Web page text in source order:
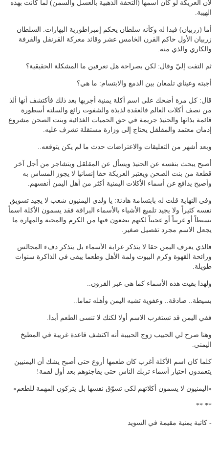
لأن العريكة لو كان اسمها (التحفة الذهبية بالعسل والسمن) لما كانت بهذه
الهيبة.
أما (زربيان) فبدا له وكأنه سلطان يحكم إمبراطورية البهارات. السلطان
زربيان الأول حاكم القرن الخامس عشر وقائد معركة القرنفل والقرفة
والكاري والذي منه.
ثم التفت إليّ وقال: لكن بصراحة هل تعرفين ما المشكلة الحقيقية؟
أجبته وعيناي تلمعان بين الدمع والابتسام: ما هي؟
قال: كل مرة أضحك على اسم أكلة يمنية أجربها بعد ذلك فأكتشف أنها ألذ
من نصف أكلات العالم فالعقدة لذيذة والشفوت رائع والسلته أسطورة
قائمة بذاتها والحنيذ جريمة في حق الحميات الغذائية وبنت الصحن مشروع
إدمان معتمد والمقلقل يحتاج إلى وزارة مستقلة تشرف عليه.
وبعد أشهر من التعليقات والاعتراضات حدث ما لم يكن يتوقعه..
أصبح يبحث بنفسه عن الحنيذ ويسأل عن المقلقل ويتشاجر من أجل آخر
قطعة من بنت الصحن ويعتبر العريكة حقا إنسانيا لا يجوز المساس به
وأصبح يدافع عن أسماء الأكلات اليمنية أكثر من أهل اليمن أنفسهم.
وفي النهاية قلت له بابتسامة هادئة: يا ولدي اليمنيون شعب لا يجيد تسويق
نفسه كثيراً ولا يجيد تلميع الأشياء بالأسماء البراقة فقد يسمون الأكلة اسماً
بسيطاً أو غريباً أو عجيباً لكنهم يضعون فيها من الكرم والمحبة والمهارة ما
يجعل الاسم مجرد تفصيل صغير.
فالذي يعرف اليمن حقا لا يتذكر غرابة الأسماء بل يتذكر دفء المجالس
ورائحة القهوة وكرم البيوت ولمة الأهل وطعما يبقى في الذاكرة سنوات
طويلة.
ولهذا بقيت هذه الأسماء كما هي عبر القرون..
بسيطة.. صادقة.. وعفوية تشبه اليمن وأهله تماما..
ففي اليمن قد تستغرب الاسم أولا لكنك لا تنسى الطعم أبدا.
وهنا صرح لي الحبيب زوج الحبيبة أنه اكتشف قاعدة غريبة في المطبخ
اليمني.
كلما كان اسم الأكلة أغرب كان طعمها أروع حتى أصبح يشك أن اليمنيين
يتعمدون اختيار أسماء تربك الناس حتى يفاجئوهم بعد أول لقمة!
«اليمنيون لا يسمون أكلاتهم لكي تسوّق نفسها بل يتركون المهمة للطعم»
** **
- كاتبة يمنية مقيمة في السويد